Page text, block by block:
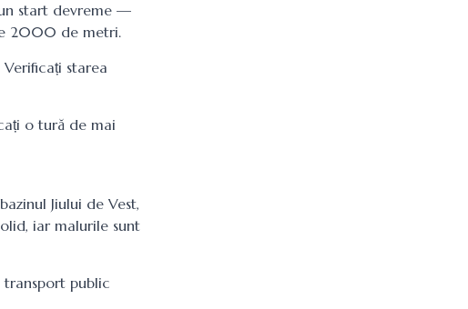
start devreme —
2000 de metri.
starea
o tură de mai
Jiului de Vest,
iar malurile sunt
transport public